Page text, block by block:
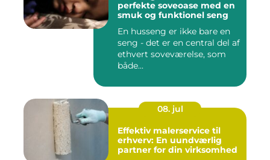
perfekte soveoase med en
smuk og funktionel seng
En husseng er ikke bare en
seng - det er en central del af
ethvert soveværelse, som
både...
08. jul
Effektiv malerservice til
erhverv: En uundværlig
partner for din virksomhed